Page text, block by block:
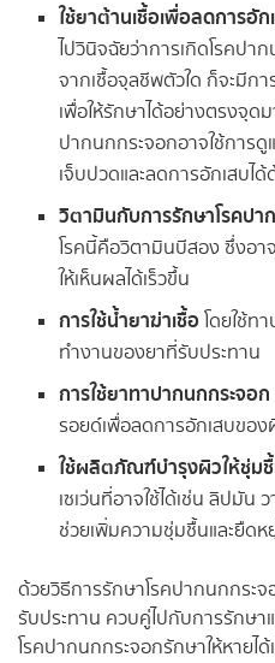
ใช้ยาต้านเชื้อเพื่อลดการอัก
ไปวินิจฉัยว่าการเกิดโรคปา
จากเชื้อจุลชีพตัวใด ก็จะมีกา
เพื่อให้รักษาได้อย่างตรงจุ
ปากนกกระจอกอาจใช้การดู
เจ็บปวดและลดการอักเสบได้
วิตามินกับการรักษาโรคปา
โรคนี้คือวิตามินบีสอง ซึ่งอา
ให้เห็นผลได้เร็วขึ้น
การใช้น้ำยาฆ่าเชื้อโดยใช้ท
ทำงานของยาที่รับประทาน
การใช้ยาทาปากนกกระจอก
รอยด์เพื่อลดการอักเสบของ
ใช้ผลิตภัณฑ์บำรุงผิวให้ชุ่ม
เซเว่นที่อาจใช้ได้เช่น ลิปมัน
ช่วยเพิ่มความชุ่มชื้นและยืดห
ด้วยวิธีการรักษาโรคปากนกกระ
รับประทาน ควบคู่ไปกับการรักษา
โรคปากนกกระจอกรักษาให้หายได้